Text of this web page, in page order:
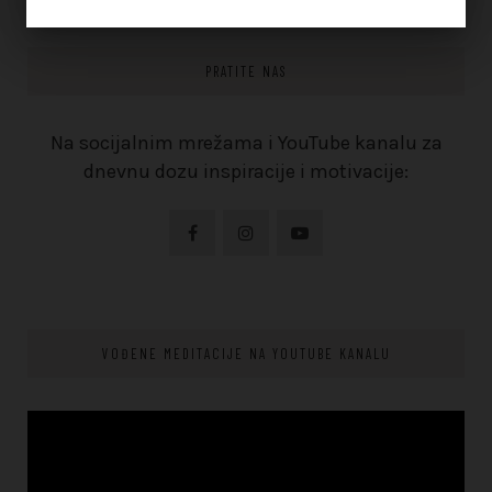
PRATITE NAS
Na socijalnim mrežama i YouTube kanalu za
dnevnu dozu inspiracije i motivacije:
VOĐENE MEDITACIJE NA YOUTUBE KANALU